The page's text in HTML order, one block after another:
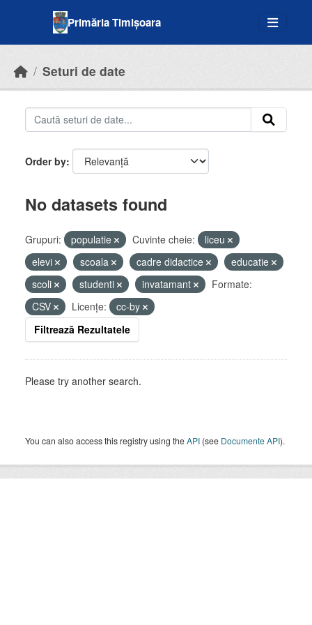
Primăria Timișoara
Seturi de date
Order by
No datasets found
Grupuri: populatie Cuvinte cheie:
liceu
elevi
scoala cadre didactice
educatie
scoli
studenti invatamant
Formate:
CSV
Licenţe:
cc-by
Filtrează Rezultatele
Please try another search.
You can also access this registry using theAPI (see Documente API).